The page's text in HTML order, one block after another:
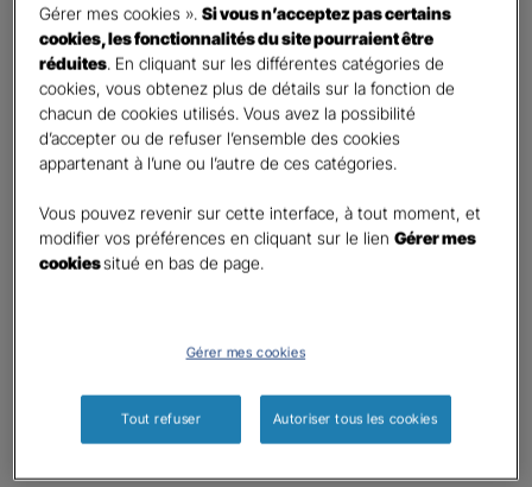
La limite est de 9 caractères. Caractères restants : 9.
Code postal du risque*
Nombre de caractères restants :5 caractères restants
La limite est de 5 caractères. Caractères restants : 5.
Type d'assurance souhaitée*
Responsabilité Civile
Batiment / Local commercial
Autre
Non
Gérer mes cookies ».Si vous n’acceptez pas certains
cookies, les fonctionnalités du site pourraient être
réduites. En cliquant sur les différentes catégories de
cookies, vous obtenez plus de détails sur la fonction de
chacun de cookies utilisés. Vous avez la possibilité
d’accepter ou de refuser l’ensemble des cookies
appartenant à l’une ou l’autre de ces catégories.
Vous pouvez revenir sur cette interface, à tout moment, et
modifier vos préférences en cliquant sur le lienGérer mes
cookiessitué en bas de page.
Gérer mes cookies
Tout refuser Autoriser tous les cookies